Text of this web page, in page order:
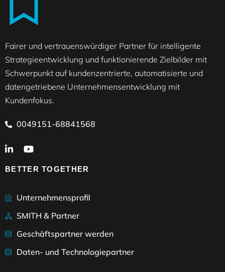
Fairer und vertrauenswürdiger Partner für intelligente
Strategieentwicklung und funktionierende Zielbilder mit
Schwerpunkt auf kundenzentrierte, automatisierte und
datengetriebene Unternehmensentwicklung mit
Kundenfokus.
0049151-68841568
BETTER TOGETHER
Unternehmensprofil
SMITH & Partner
Geschäftspartner werden
Daten- und Technologiepartner